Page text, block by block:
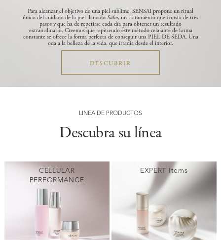
Para alcanzar el objetivo de una piel sublime, SENSAI propone un ritual
único del cuidado de la piel llamado Saho, un tratamiento que consta de tres
pasos y que ha de repetirse cada día para obtener un resultado
extraordinario. Creemos que repitiendo este método relajante de forma
constante se ofrece la forma perfecta de conseguir una PIEL DE SEDA. Una
oda a la belleza de la vida, que irradia desde el interior.
DESCUBRIR
LÍNEA DE PRODUCTOS
Descubra su línea
CELLULAR
PERFORMANCE
EXPERT Items